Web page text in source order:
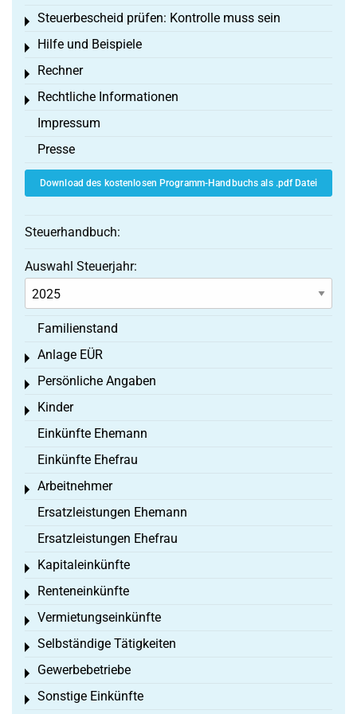
Steuerbescheid prüfen: Kontrolle muss sein
Toggle menu
Hilfe und Beispiele
Toggle menu
Rechner
Toggle menu
Rechtliche Informationen
Toggle menu
Impressum
Presse
Download des kostenlosen Programm-Handbuchs als .pdf Datei
Steuerhandbuch:
Auswahl Steuerjahr:
Familienstand
Anlage EÜR
Toggle menu
Persönliche Angaben
Toggle menu
Kinder
Toggle menu
Einkünfte Ehemann
Einkünfte Ehefrau
Arbeitnehmer
Toggle menu
Ersatzleistungen Ehemann
Ersatzleistungen Ehefrau
Kapitaleinkünfte
Toggle menu
Renteneinkünfte
Toggle menu
Vermietungseinkünfte
Toggle menu
Selbständige Tätigkeiten
Toggle menu
Gewerbebetriebe
Toggle menu
Sonstige Einkünfte
Toggle menu